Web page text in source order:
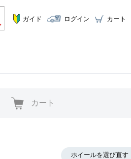
ガイド ログイン カート
カート
ホイールを選び直す